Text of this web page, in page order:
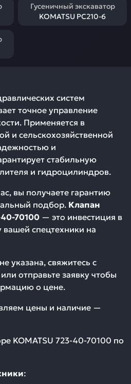
Гусеничный экскаватор
KOMATSU PC210-6
систем
точное управление
Применяется в
и сельскохозяйственной
и
стабильную
и гидроцилиндров.
вы получаете гарантию
подбор. Клапан
40-70100 — это инвестиция в
спецтехники на
указана, свяжитесь с
отправьте заявку чтобы
о цене.
цены и наличие —
KOMATSU 723-40-70100 по
: